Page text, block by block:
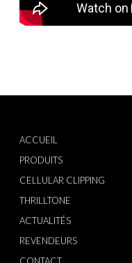
ACCUEIL
PRODUITS
CELLULAR CLIPPING
THRILLTONE
ACTUALITÉS
REVENDEURS